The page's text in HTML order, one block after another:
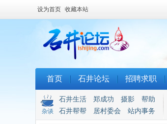
设为首页 收藏本站
首页 石井论坛 招聘求职
杂谈
石井生活 郑成功 摄影
帮助
石井帮帮
居村委会 站内事务